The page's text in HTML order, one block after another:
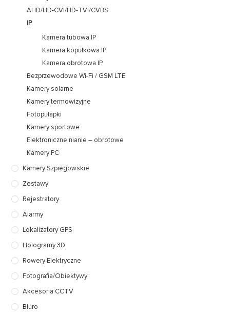
AHD/HD-CVI/HD-TVI/CVBS
IP
Kamera tubowa IP
Kamera kopułkowa IP
Kamera obrotowa IP
Bezprzewodowe Wi-Fi / GSM LTE
Kamery solarne
Kamery termowizyjne
Fotopułapki
Kamery sportowe
Elektroniczne nianie – obrotowe
Kamery PC
Kamery Szpiegowskie
Zestawy
Rejestratory
Alarmy
Lokalizatory GPS
Hologramy 3D
Rowery Elektryczne
Fotografia/Obiektywy
Akcesoria CCTV
Biuro